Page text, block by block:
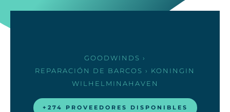
GOODWINDS ›
REPARACIÓN DE BARCOS › KONINGIN
WILHELMINAHAVEN
+274 PROVEEDORES DISPONIBLES